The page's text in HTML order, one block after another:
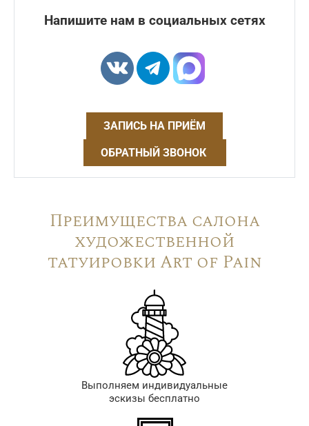
Напишите нам в социальных сетях
ЗАПИСЬ НА ПРИЁМ
ОБРАТНЫЙ ЗВОНОК
Преимущества салона
художественной
татуировки Art of Pain
Выполняем индивидуальные
эскизы бесплатно